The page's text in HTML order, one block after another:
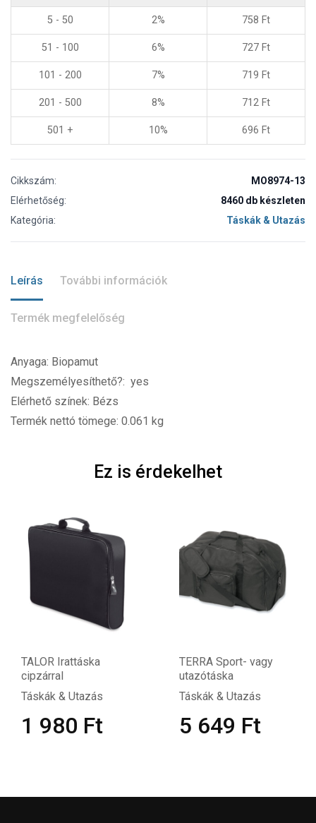
5 - 50 2% 758 Ft
51 - 100 6% 727 Ft
101 - 200 7% 719 Ft
201 - 500 8% 712 Ft
501 + 10% 696 Ft
Cikkszám:
MO8974-13
Elérhetőség:
8460 db készleten
Kategória:
Táskák & Utazás
Leírás További információk
Termék megfelelőség
Anyaga: Biopamut
Megszemélyesíthető?: yes
Elérhető színek: Bézs
Termék nettó tömege: 0.061 kg
Ez is érdekelhet
TALOR Irattáska
cipzárral
Táskák & Utazás
1 980 Ft
TERRA Sport- vagy
utazótáska
Táskák & Utazás
5 649 Ft